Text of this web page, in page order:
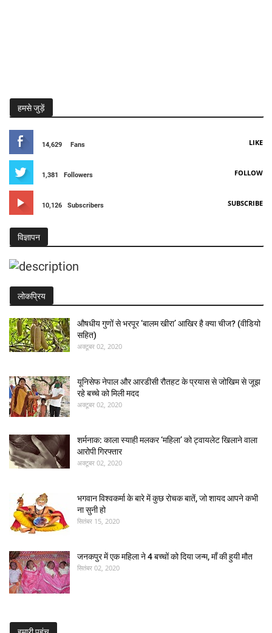
हमसे जुड़ें
14,629 Fans LIKE
1,381 Followers FOLLOW
10,126 Subscribers SUBSCRIBE
विज्ञापन
लोकप्रिय
औषधीय गुणों से भरपूर ‘बालम खीरा’ आखिर है क्या चीज? (वीडियो
सहित)
अक्टूबर 02, 2020
यूनिसेफ नेपाल और आरडीसी रौतहट के प्रयास से जोखिम से जूझ
रहे बच्चे को मिली मदद
अक्टूबर 02, 2020
शर्मनाक: काला स्याही मलकर ‘महिला’ को ट्वायलेट खिलाने वाला
आरोपी गिरफ्तार
अक्टूबर 02, 2020
भगवान विश्वकर्मा के बारे में कुछ रोचक बातें, जो शायद आपने कभी
ना सुनी हो
सितंबर 15, 2020
जनकपुर में एक महिला ने 4 बच्चों को दिया जन्म, माँ की हुयी मौत
सितंबर 02, 2020